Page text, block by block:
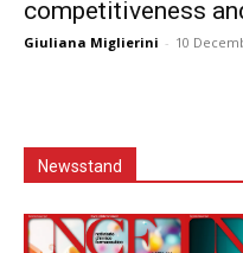
competitiveness
Giuliana Miglierini - 10
Newsstand